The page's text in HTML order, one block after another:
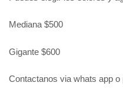
Mediana $500
Gigante $600
Contactanos via whats app